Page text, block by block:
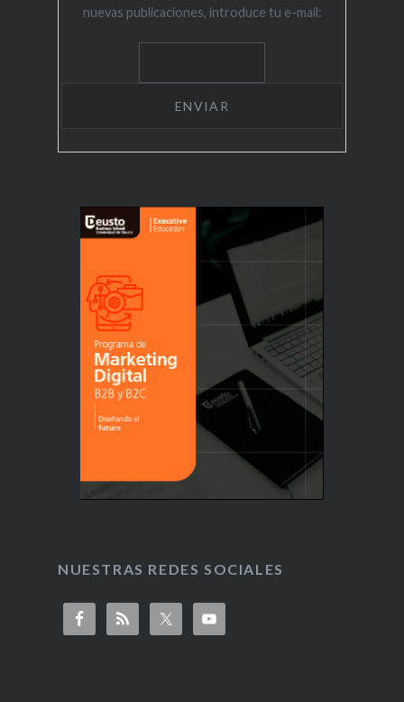
nuevas publicaciones, introduce tu e-mail:
NUESTRAS REDES SOCIALES